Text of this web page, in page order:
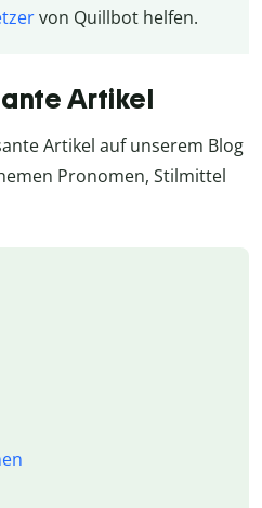
von Quillbot helfen.
Artikel
Artikel auf unserem Blog
Pronomen, Stilmittel